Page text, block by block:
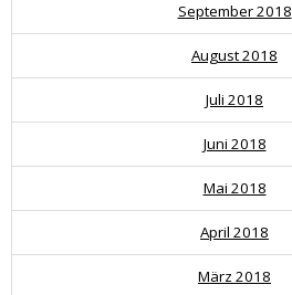
September 2018
August 2018
Juli 2018
Juni 2018
Mai 2018
April 2018
März 2018